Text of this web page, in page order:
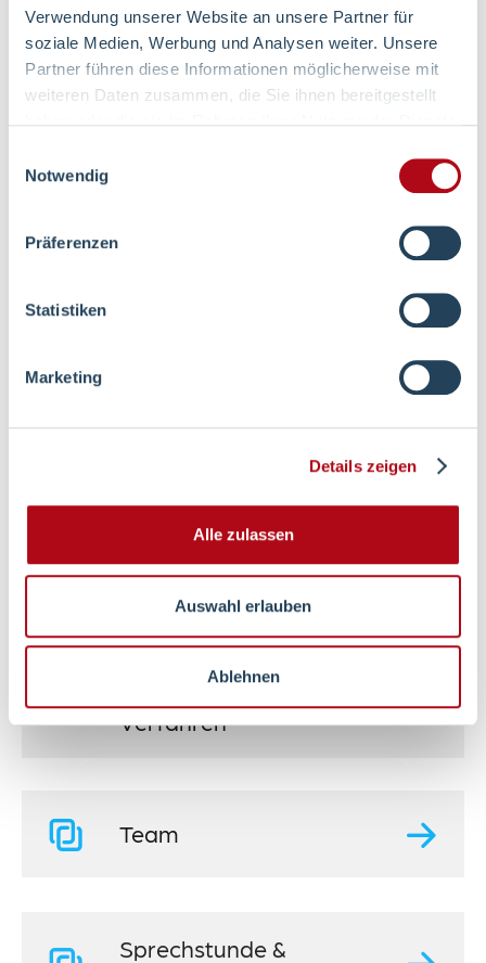
Verwendung unserer Website an unsere Partner für
soziale Medien, Werbung und Analysen weiter. Unsere
Partner führen diese Informationen möglicherweise mit
weiteren Daten zusammen, die Sie ihnen bereitgestellt
Notwendig
Präferenzen
Statistiken
Marketing
Details zeigen
Alle zulassen
Auswahl erlauben
Ablehnen
Kurzvorstellung
Diagnostische
Methoden
Therapeutische
Verfahren
Team
Sprechstunde &